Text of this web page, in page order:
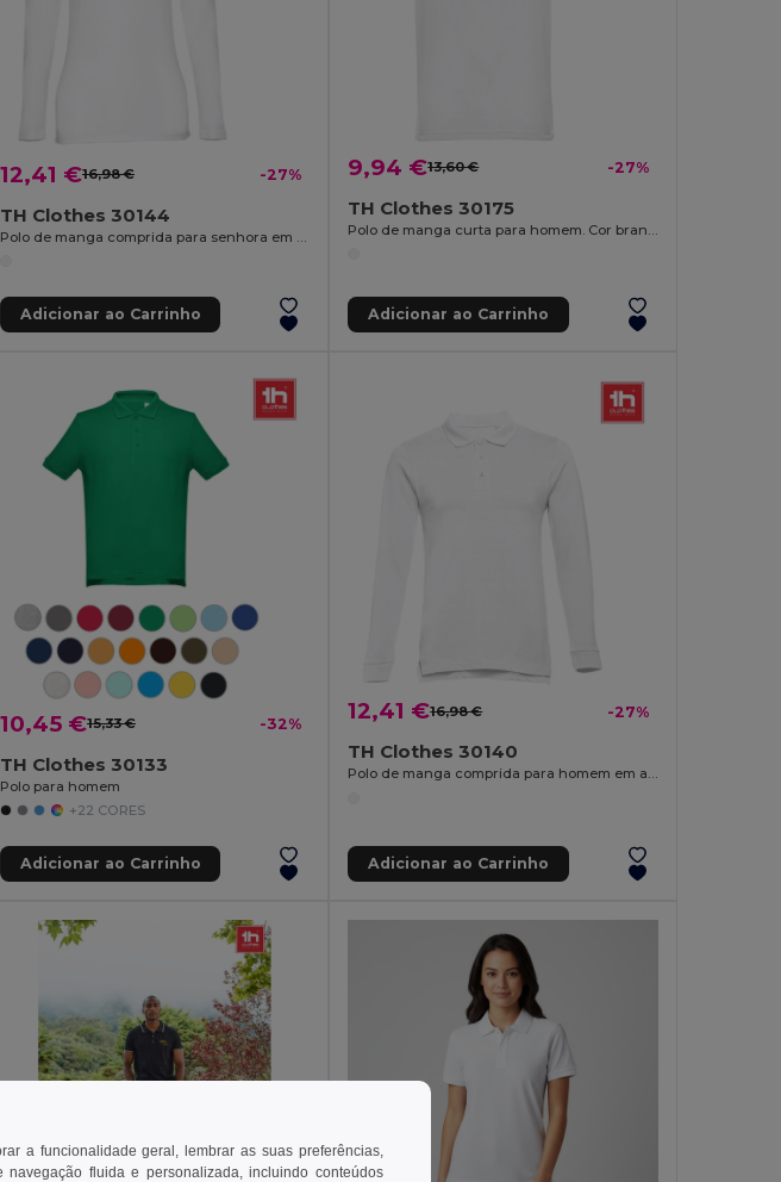
12,41 €16,98 € -27%
TH Clothes 30144
Adicionar ao Carrinho
9,94 €13,60 € -27%
TH Clothes 30175
Polo de manga curta para homem. Cor branca
Adicionar ao Carrinho
10,45 €15,33 € -32%
TH Clothes 30133
Polo para homem
+22 CORES
Adicionar ao Carrinho
12,41 €16,98 € -27%
TH Clothes 30140
Polo de manga comprida para homem em algodão
Adicionar ao Carrinho
a funcionalidade geral, lembrar as suas preferências,
fluida e personalizada, incluindo conteúdos